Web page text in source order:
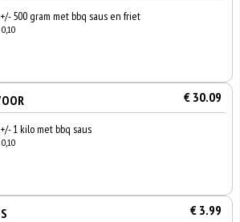
500 gram met bbq saus en friet
€ 30.09
1 kilo met bbq saus
€ 3.99